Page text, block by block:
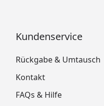
Kundenservice
Rückgabe & Umtausch
Kontakt
FAQs & Hilfe